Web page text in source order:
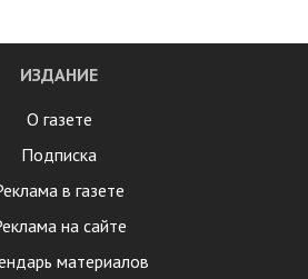
ИЗДАНИЕ
О газете
Подписка
в газете
на сайте
материалов